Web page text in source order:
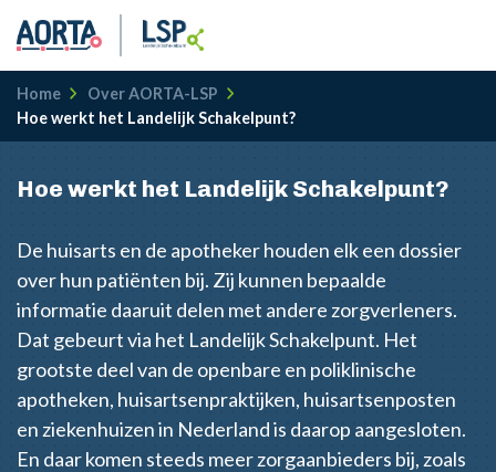
Kruimelpad
Home
Over AORTA-LSP
Hoe werkt het Landelijk Schakelpunt?
Hoe werkt het Landelijk Schakelpunt?
De huisarts en de apotheker houden elk een dossier
over hun patiënten bij. Zij kunnen bepaalde
informatie daaruit delen met andere zorgverleners.
Dat gebeurt via het Landelijk Schakelpunt. Het
grootste deel van de openbare en poliklinische
apotheken, huisartsenpraktijken, huisartsenposten
en ziekenhuizen in Nederland is daarop aangesloten.
En daar komen steeds meer zorgaanbieders bij, zoals